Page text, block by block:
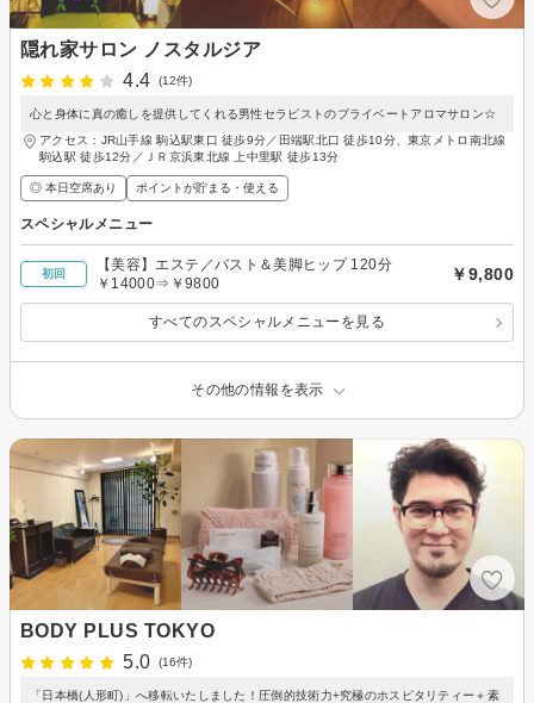
隠れ家サロン ノスタルジア
4.4
(12件)
心と身体に真の癒しを提供してくれる男性セラピストのプライベートアロマサロン☆
アクセス：JR山手線 駒込駅東口 徒歩9分／田端駅北口 徒歩10分、東京メトロ南北線
駒込駅 徒歩12分／ＪＲ京浜東北線 上中里駅 徒歩13分
◎ 本日空席あり ポイントが貯まる・使える
スペシャルメニュー
初回
【美容】エステ／バスト＆美脚ヒップ 120分
￥14000⇒￥9800
￥9,800
すべてのスペシャルメニューを見る
その他の情報を表示
BODY PLUS TOKYO
5.0
(16件)
「日本橋(人形町)」へ移転いたしました！圧倒的技術力+究極のホスピタリティー＋素